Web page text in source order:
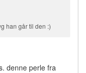
han går til den :)
denne perle fra